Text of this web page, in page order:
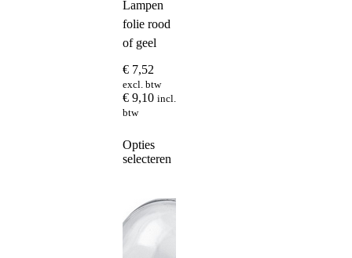
Lampen
folie rood
of geel
€ 7,52
excl. btw
€ 9,10 incl.
btw
Opties
selecteren
variaties.